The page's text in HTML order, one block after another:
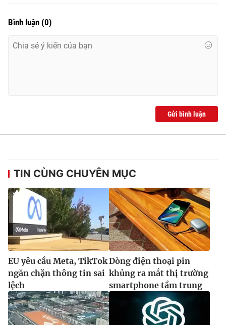
Bình luận (0)
Gửi bình luận
TIN CÙNG CHUYÊN MỤC
EU yêu cầu Meta, TikTok
ngăn chặn thông tin sai
lệch
Dòng điện thoại pin
khủng ra mắt thị trường
smartphone tầm trung